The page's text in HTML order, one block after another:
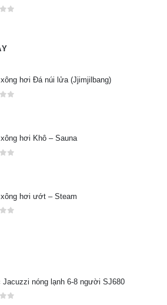
xông hơi Đá núi lửa (Jjimjilbang)
xông hơi Khô – Sauna
xông hơi ướt – Steam
Jacuzzi nóng lạnh 6-8 người SJ680